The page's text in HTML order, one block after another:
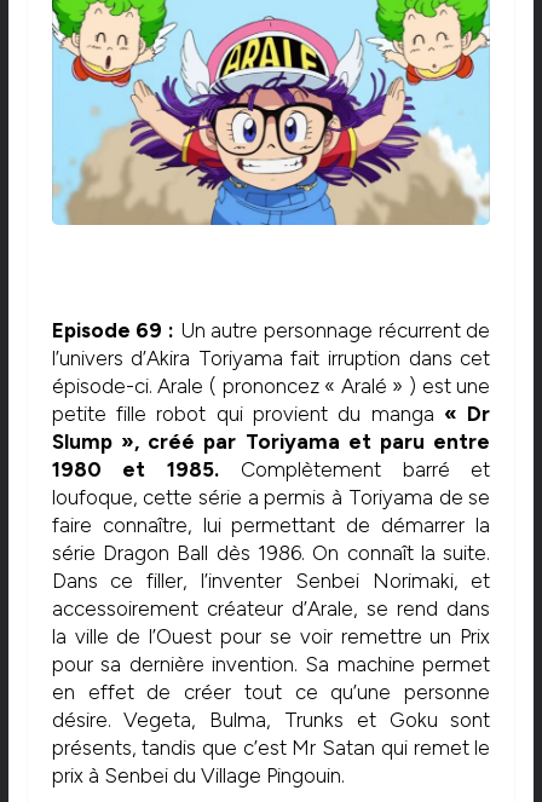
Episode 69 : Un autre personnage récurrent de
l’univers d’Akira Toriyama fait irruption dans cet
épisode-ci. Arale ( prononcez « Aralé » ) est une
petite fille robot qui provient du manga « Dr
Slump », créé par Toriyama et paru entre
1980 et 1985. Complètement barré et
loufoque, cette série a permis à Toriyama de se
faire connaître, lui permettant de démarrer la
série Dragon Ball dès 1986. On connaît la suite.
Dans ce filler, l’inventer Senbei Norimaki, et
accessoirement créateur d’Arale, se rend dans
la ville de l’Ouest pour se voir remettre un Prix
pour sa dernière invention. Sa machine permet
en effet de créer tout ce qu’une personne
désire. Vegeta, Bulma, Trunks et Goku sont
présents, tandis que c’est Mr Satan qui remet le
prix à Senbei du Village Pingouin.